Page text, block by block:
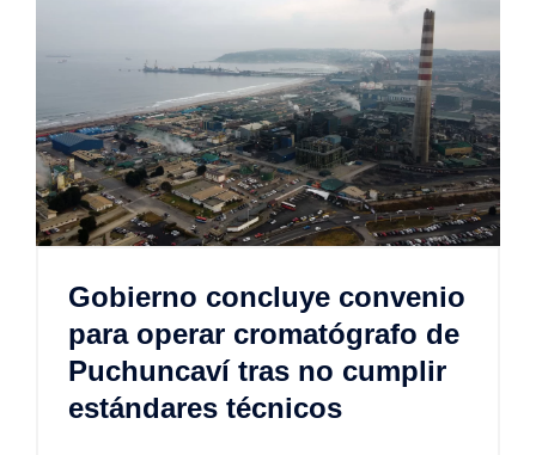
Gobierno concluye convenio
para operar cromatógrafo de
Puchuncaví tras no cumplir
estándares técnicos